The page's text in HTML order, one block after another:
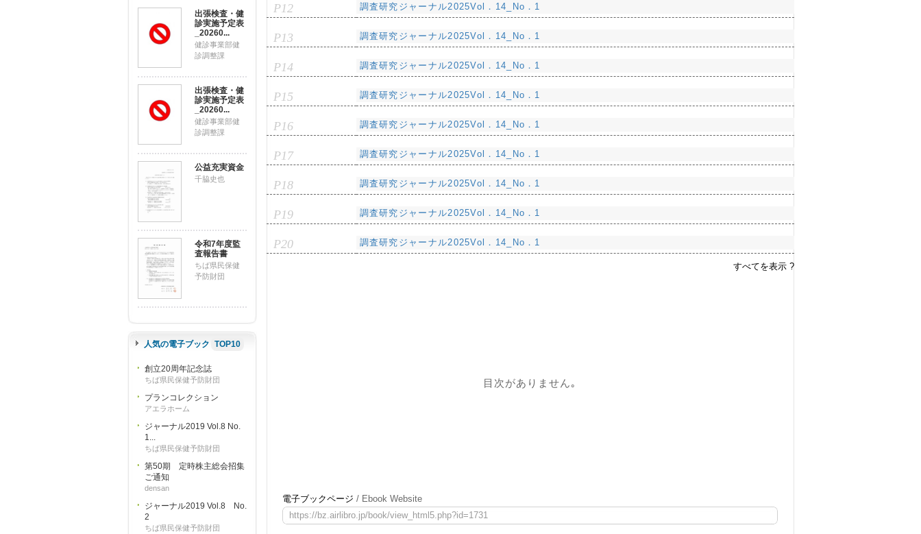
出張検査・健
診実施予定表
_20260...
健診事業部健
診調整課
出張検査・健
診実施予定表
_20260...
健診事業部健
診調整課
公益充実資金
千脇史也
令和7年度監
査報告書
ちば県民保健
予防財団
人気の電子ブック TOP10
創立20周年記念誌
ちば県民保健予防財団
プランコレクション
アエラホーム
ジャーナル2019 Vol.8 No.
1...
ちば県民保健予防財団
第50期 定時株主総会招集
ご通知
densan
ジャーナル2019 Vol.8 No.
2
ちば県民保健予防財団
P12 調査研究ジャーナル2025Vol．14_No．1
P13 調査研究ジャーナル2025Vol．14_No．1
P14 調査研究ジャーナル2025Vol．14_No．1
P15 調査研究ジャーナル2025Vol．14_No．1
P16 調査研究ジャーナル2025Vol．14_No．1
P17 調査研究ジャーナル2025Vol．14_No．1
P18 調査研究ジャーナル2025Vol．14_No．1
P19 調査研究ジャーナル2025Vol．14_No．1
P20 調査研究ジャーナル2025Vol．14_No．1
すべてを表示 ?
目次がありません｡
電子ブックページ / Ebook Website
https://bz.airlibro.jp/book/view_html5.php?id=1731